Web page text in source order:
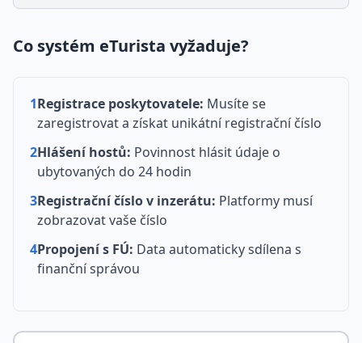
Co systém eTurista vyžaduje?
1Registrace poskytovatele: Musíte se
zaregistrovat a získat unikátní registrační číslo
2Hlášení hostů: Povinnost hlásit údaje o
ubytovaných do 24 hodin
3Registrační číslo v inzerátu: Platformy musí
zobrazovat vaše číslo
4Propojení s FÚ: Data automaticky sdílena s
finanční správou